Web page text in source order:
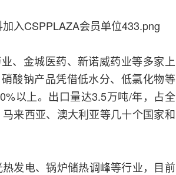
、金城医药、新诺威药业等多家上
酸钠产品凭借低水分、低氯化物等
以上。出口量达3.5万吨/年，占全
来西亚、澳大利亚等几十个国家和
发电、锅炉储热调峰等行业，目前